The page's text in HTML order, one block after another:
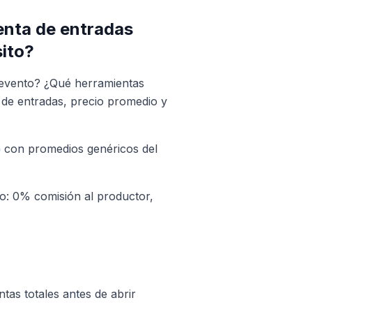
de entradas
¿Qué herramientas
entradas, precio promedio y
promedios genéricos del
0% comisión al productor,
totales antes de abrir